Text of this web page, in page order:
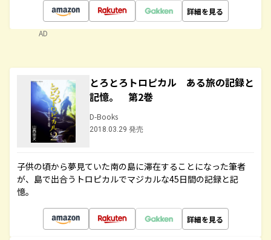
詳細を見る
AD
とろとろトロピカル ある旅の記録と
記憶。 第2巻
D-Books
2018.03.29 発売
子供の頃から夢見ていた南の島に滞在することになった筆者
が、島で出合うトロピカルでマジカルな45日間の記録と記
憶。
詳細を見る